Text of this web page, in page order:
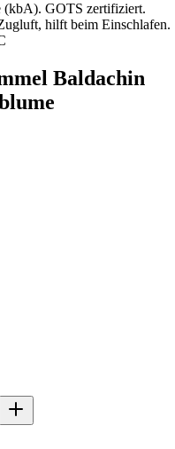
GOTS zertifiziert.
hilft beim Einschlafen.
Baldachin